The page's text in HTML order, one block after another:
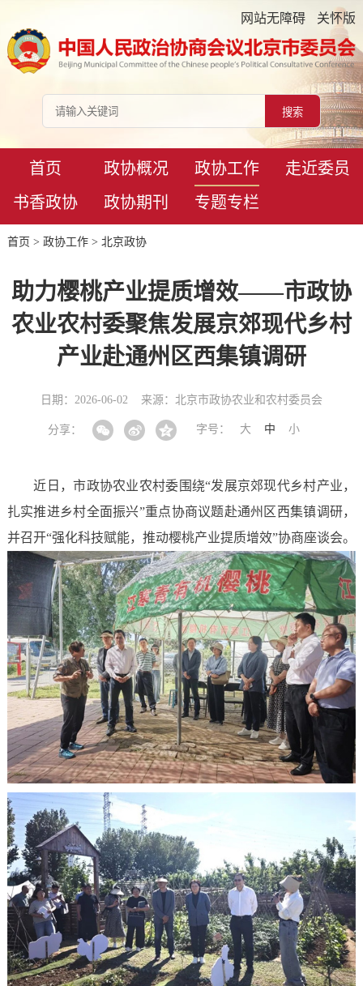
网站无障碍 关怀版
首页 政协概况 政协工作
走近委员
书香政协
政协期刊 专题专栏
首页 > 政协工作> 北京政协
助力樱桃产业提质增效——市政协
农业农村委聚焦发展京郊现代乡村
产业赴通州区西集镇调研
日期：2026-06-02 来源：北京市政协农业和农村委员会
分享： 字号： 大 中 小
近日，市政协农业农村委围绕“发展京郊现代乡村产业，
扎实推进乡村全面振兴”重点协商议题赴通州区西集镇调研，
并召开“强化科技赋能，推动樱桃产业提质增效”协商座谈会。